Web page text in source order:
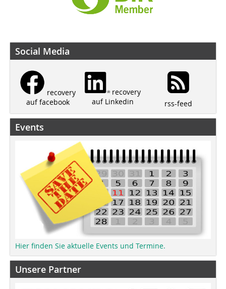
Social Media
recovery
auf facebook
recovery
auf Linkedin
rss-feed
Events
Hier finden Sie aktuelle Events und Termine.
Unsere Partner